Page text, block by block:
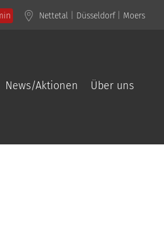
Nettetal Düsseldorf| Moers
News/Aktionen Über uns